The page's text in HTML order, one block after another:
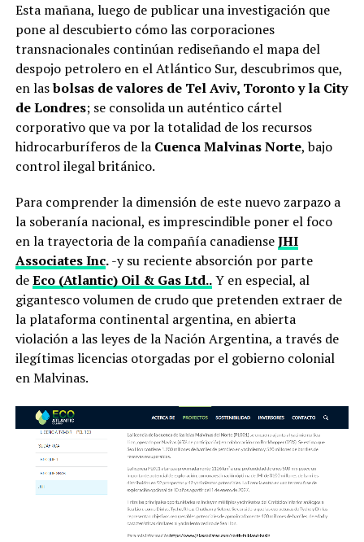
Esta mañana, luego de publicar una investigación que
pone al descubierto cómo las corporaciones
transnacionales continúan rediseñando el mapa del
despojo petrolero en el Atlántico Sur, descubrimos que,
en lasbolsas de valores de Tel Aviv, Toronto y la City
de Londres; se consolida un auténtico cártel
corporativo que va por la totalidad de los recursos
hidrocarburíferos de la Cuenca Malvinas Norte, bajo
control ilegal británico.
Para comprender la dimensión de este nuevo zarpazo a
la soberanía nacional, es imprescindible poner el foco
en la trayectoria de la compañía canadienseJHI
Associates Inc.-y su reciente absorción por parte
deEco (Atlantic) Oil & Gas Ltd..Y en especial, al
gigantesco volumen de crudo que pretenden extraer de
la plataforma continental argentina, en abierta
violación a las leyes de la Nación Argentina, a través de
ilegítimas licencias otorgadas por el gobierno colonial
en Malvinas.